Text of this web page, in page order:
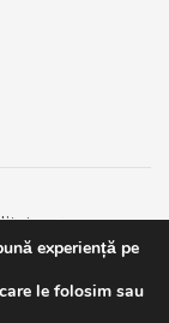
.
experiență pe
le folosim sau
to use this